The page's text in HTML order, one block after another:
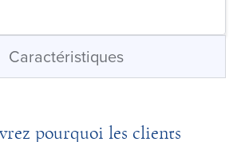
Caractéristiques
pourquoi les clients